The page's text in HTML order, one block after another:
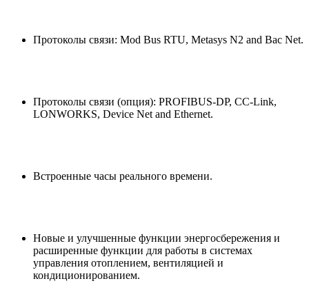
Протоколы связи: Mod Bus RTU, Metasys N2 and Bac Net.
Протоколы связи (опция): PROFIBUS-DP, CC-Link,
LONWORKS, Device Net and Ethernet.
Встроенные часы реального времени.
Новые и улучшенные функции энергосбережения и
расширенные функции для работы в системах
управления отоплением, вентиляцией и
кондиционированием.